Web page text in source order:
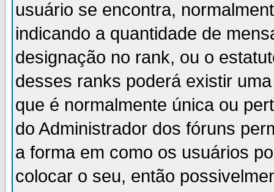
usuário se encontra,
indicando a quantidade de
designação no rank, ou o
desses ranks poderá existir
que é normalmente única ou
do Administrador dos fóruns
a forma em como os usuários
colocar o seu, então